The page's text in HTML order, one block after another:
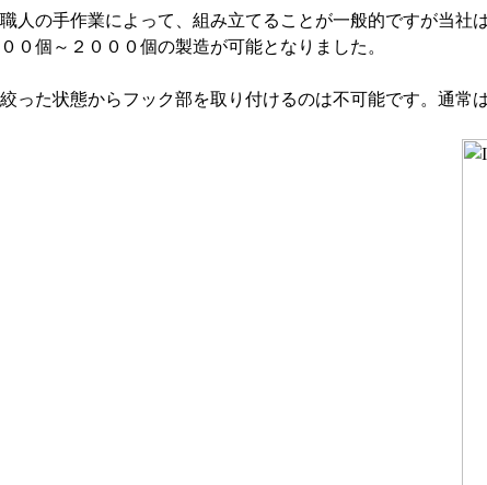
職人の手作業によって、組み立てることが一般的ですが当社
００個～２０００個の製造が可能となりました。
絞った状態からフック部を取り付けるのは不可能です。通常